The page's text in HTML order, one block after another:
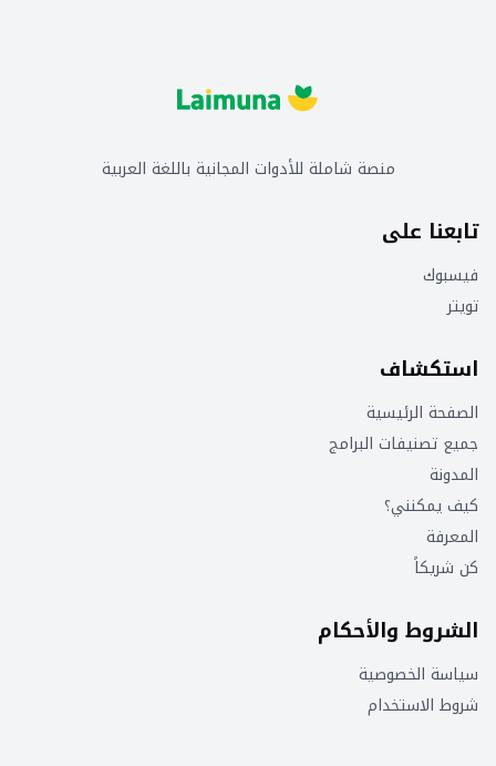
منصة شاملة للأدوات المجانية باللغة العربية
تابعنا على
فيسبوك
تويتر
استكشاف
الصفحة الرئيسية
جميع تصنيفات البرامج
المدونة
كيف يمكنني؟
المعرفة
كن شريكاً
الشروط والأحكام
سياسة الخصوصية
شروط الاستخدام